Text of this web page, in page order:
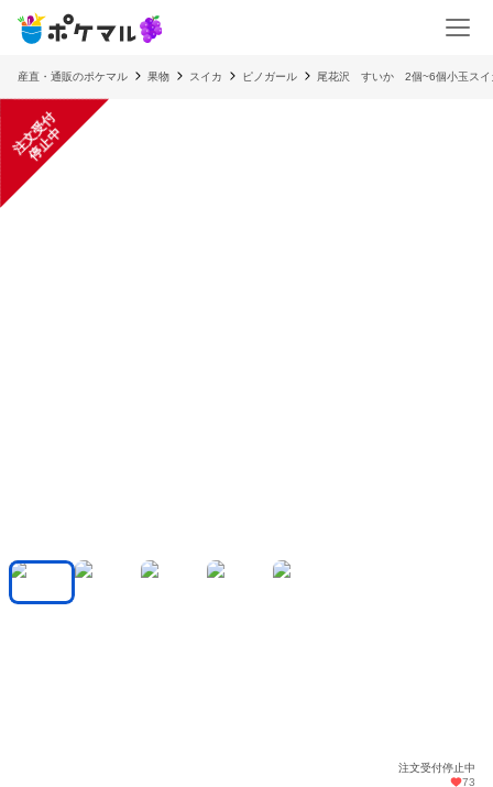
産直・通販のポケマル 果物 スイカ ピノガール 尾花沢 すいか 2個~6個小玉スイ
注
文
受
付
停
止
中
注文受付停止中
73